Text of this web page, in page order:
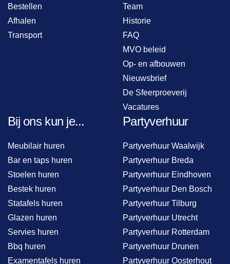
Bestellen
Afhalen
Transport
Team
Historie
FAQ
MVO beleid
Op- en afbouwen
Nieuwsbrief
De Sfeerproeverij
Vacatures
Bij ons kun je...
Meubilair huren
Bar en taps huren
Stoelen huren
Bestek huren
Statafels huren
Glazen huren
Servies huren
Bbq huren
Examentafels huren
Partyverhuur
Partyverhuur Waalwijk
Partyverhuur Breda
Partyverhuur Eindhoven
Partyverhuur Den Bosch
Partyverhuur Tilburg
Partyverhuur Utrecht
Partyverhuur Rotterdam
Partyverhuur Drunen
Partyverhuur Oosterhout